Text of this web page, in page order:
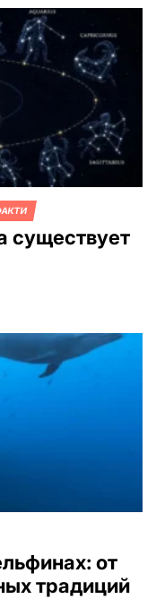
существует
от
традиций